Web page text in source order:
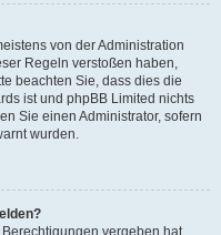
von der Administration
Regeln verstoßen haben,
beachten Sie, dass dies die
ist und phpBB Limited nichts
Sie einen Administrator, sofern
wurden.
vergeben hat,